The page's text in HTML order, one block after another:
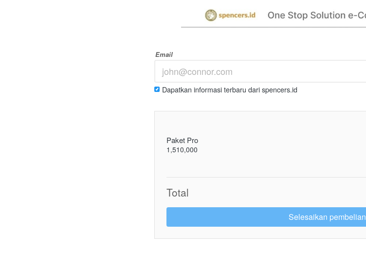
Email
Dapatkan informasi terbaru dari spencers.id
Paket Pro
1,510,000
Total
`Selesaikan pembelian